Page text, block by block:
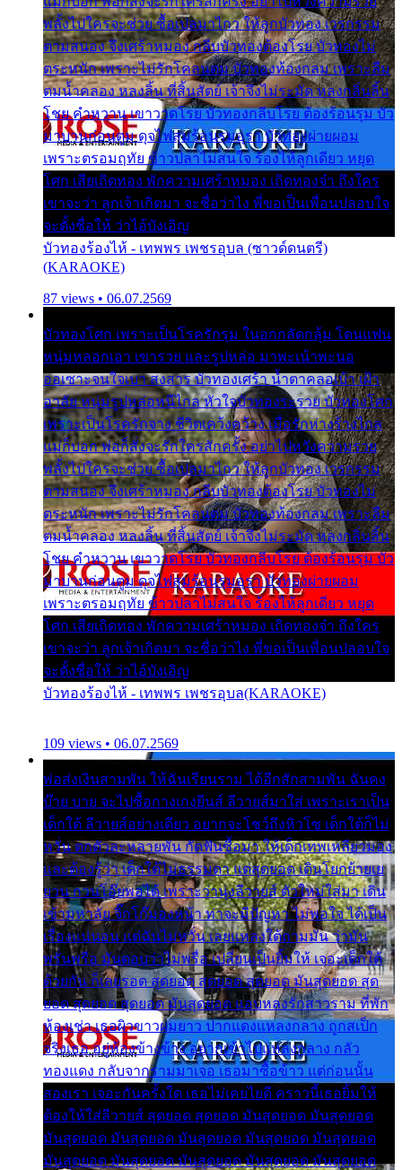
พลั้งไปใครจะช่วย ซื้อเปลมาไกว ให้ลูกบัวทอง เวรกรรม
ตามสนอง จึงเศร้าหมอง กลีบบัวทองต้องโรย บัวทองไม่
ตระหนัก เพราะไม่รักโคลนตม บัวทองท้องกลม เพราะลืม
ตมน้ำคลอง หลงลิ้น ที่สิ้นสัตย์ เจ้าจึงไม่ระมัด หลงกลิ่นลิ้น
โชย คำหวาน เขาวาดโรย บัวทองกลีบโรย ต้องร้อนรุม บัว
มาบานก่อนตูม ดุจไฟสุมร้อนรุมอุรา บัวทองผ่ายผอม
เพราะตรอมฤทัย ข้าวปลาไม่สนใจ ร้องไห้ลูกเดียว หยุด
โศก เสียเถิดทอง พักความเศร้าหมอง เถิดทองจ๋า ถึงใคร
เขาจะว่า ลูกเจ้าเกิดมา จะชื่อว่าไง พี่ขอเป็นเพื่อนปลอบใจ
จะตั้งชื่อให้ ว่าไอ้บังเอิญ
บัวทองร้องไห้ - เทพพร เพชรอุบล (ซาวด์ดนตรี)
(KARAOKE)
87 views • 06.07.2569
บัวทองโศก เพราะเป็นโรครักรุม ในอกกลัดกลุ้ม โดนแฟน
หนุ่มหลอกเอา เขารวย และรูปหล่อ มาพะเน้าพะนอ
ออเซาะจนใจเบา สงสาร บัวทองเศร้า น้ำตาคลอเบ้า เฝ้า
อาลัย หนุ่มรูปหล่อหนีไกล หัวใจบัวทองระรวย บัวทองโศก
เพราะเป็นโรครักจาง ชีวิตเคว้งคว้าง เมื่อรักห่างร้างไกล
แม่ก็บอก พ่อก็สั่งจะรักใครสักครั้ง อย่าไปหวังความรวย
พลั้งไปใครจะช่วย ซื้อเปลมาไกว ให้ลูกบัวทอง เวรกรรม
ตามสนอง จึงเศร้าหมอง กลีบบัวทองต้องโรย บัวทองไม่
ตระหนัก เพราะไม่รักโคลนตม บัวทองท้องกลม เพราะลืม
ตมน้ำคลอง หลงลิ้น ที่สิ้นสัตย์ เจ้าจึงไม่ระมัด หลงกลิ่นลิ้น
โชย คำหวาน เขาวาดโรย บัวทองกลีบโรย ต้องร้อนรุม บัว
มาบานก่อนตูม ดุจไฟสุมร้อนรุมอุรา บัวทองผ่ายผอม
เพราะตรอมฤทัย ข้าวปลาไม่สนใจ ร้องไห้ลูกเดียว หยุด
โศก เสียเถิดทอง พักความเศร้าหมอง เถิดทองจ๋า ถึงใคร
เขาจะว่า ลูกเจ้าเกิดมา จะชื่อว่าไง พี่ขอเป็นเพื่อนปลอบใจ
จะตั้งชื่อให้ ว่าไอ้บังเอิญ
บัวทองร้องไห้ - เทพพร เพชรอุบล(KARAOKE)
109 views • 06.07.2569
พ่อส่งเงินสามพัน ให้ฉันเรียนราม ได้อีกสักสามพัน ฉันคง
บ๊าย บาย จะไปซื้อกางเกงยีนส์ ลีวายส์มาใส่ เพราะเราเป็น
เด็กใต้ ลีวายส์อย่างเดียว อยากจะโชว์ถึงหิวโซ เด็กใต้ก็ไม่
หวั่น ตกตัวละหลายพัน กัดฟันซื้อมา ให้เด็กเทพเหลียวมอง
และต้องรู้ว่า เด็กใต้ไม่ธรรมดา แต่สุดยอด เดินโยกย้ายเย
ยวน กวนโอ๊ยพอได้ เพราะว่านุ่งลีวายส์ ตัวใหม่ใส่มา เดิน
เข้ามหาลัย จิ๊กโก๊มองหน้า ท่าจะมีปัญหา ไม่พอใจ ได้เป็น
เรื่องแน่นอน แต่ฉันไม่หวั่น เลยแหลงใต้ถามมัน ว่ามัน
พรั่นพรือ มันตอบว่าไม่พรื่อ เปลี่ยนเป็นยิ้มให้ เจอะเด็กใต้
ด้วยกัน ก็เลยรอด สุดยอด สุดยอด สุดยอด มันสุดยอด สุด
ยอด สุดยอด สุดยอด มันสุดยอด แอบหลงรักสาวราม ที่พัก
ห้องเช่า เธอผิวขาวผมยาว ปากแดงแหลงกลาง ถูกสเป็ก
จริงเธอ อยู่ห้องข้างข้าง อยากเข้าไปแหลงกลาง กลัว
ทองแดง กลับจากรามมาเจอ เธอมาซื้อข้าว แต่ก่อนนั้น
สองเรา เจอะกันครั้งใด เธอไม่เคยไยดี คราวนี้เธอยิ้มให้
ต้องให้ใส่ลีวายส์ สุดยอด สุดยอด มันสุดยอด มันสุดยอด
มันสุดยอด มันสุดยอด มันสุดยอด มันสุดยอด มันสุดยอด
มันสุดยอด มันสุดยอด มันสุดยอด มันสุดยอด มันสุดยอด